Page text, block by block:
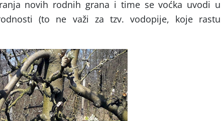
novih rodnih grana i time se voćka uvodi u
(to ne važi za tzv. vodopije, koje rastu